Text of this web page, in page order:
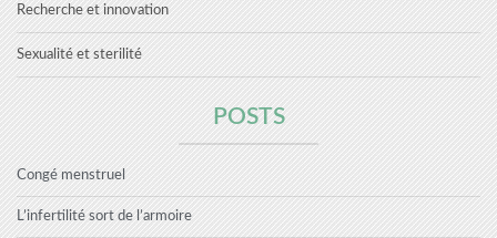
Recherche et innovation
Sexualité et sterilité
POSTS
Congé menstruel
L’infertilité sort de l’armoire